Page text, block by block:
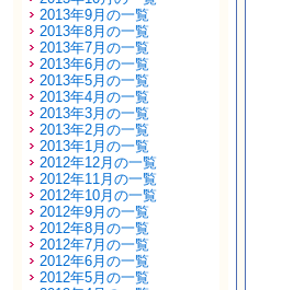
2013年9月の一覧
2013年8月の一覧
2013年7月の一覧
2013年6月の一覧
2013年5月の一覧
2013年4月の一覧
2013年3月の一覧
2013年2月の一覧
2013年1月の一覧
2012年12月の一覧
2012年11月の一覧
2012年10月の一覧
2012年9月の一覧
2012年8月の一覧
2012年7月の一覧
2012年6月の一覧
2012年5月の一覧